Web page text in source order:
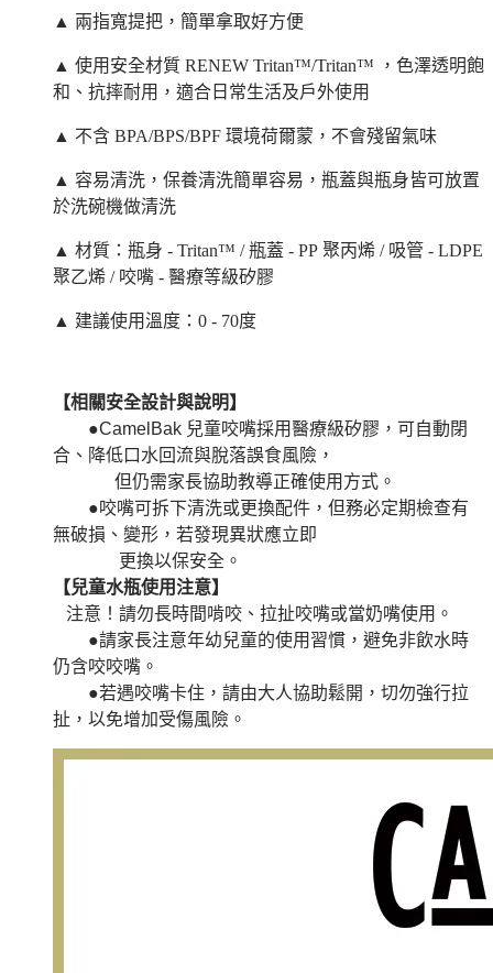
▲ 兩指寬提把，簡單拿取好方便
▲ 使用安全材質 RENEW Tritan™/Tritan™
，色澤透明飽
和、抗摔耐用，適合日常生活及戶外使用
▲ 不含 BPA/BPS/BPF 環境荷爾蒙，不會殘留氣味
▲ 容易清洗，保養清洗簡單容易，瓶蓋與瓶身皆可放置
於洗碗機做清洗
▲ 材質：瓶身 - Tritan™ /瓶蓋 - PP 聚丙烯 / 吸管 - LDPE
聚乙烯 / 咬嘴 - 醫療等級矽膠
▲ 建議使用溫度： 0 - 70度
【相關安全設計與說明】
●CamelBak 兒童咬嘴採用醫療級矽膠，可自動閉
合、降低口水回流與脫落誤食風險，
但仍需家長協助教導正確使用方式。
●咬嘴可拆下清洗或更換配件，但務必定期檢查有
無破損、變形，若發現異狀應立即
更換以保安全。
【兒童水瓶使用注意】
注意！請勿長時間啃咬、拉扯咬嘴或當奶嘴使用。
●請家長注意年幼兒童的使用習慣，避免非飲水時
仍含咬咬嘴。
●若遇咬嘴卡住，請由大人協助鬆開，切勿強行拉
扯，以免增加受傷風險。